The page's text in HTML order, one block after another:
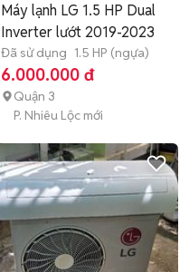
Máy lạnh LG 1.5 HP Dual
Inverter lướt 2019-2023
Đã sử dụng 1.5 HP (ngựa)
6.000.000 đ
Quận 3
P. Nhiêu Lộc mới